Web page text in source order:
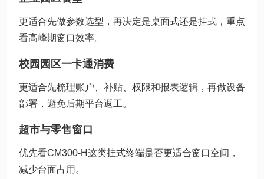
更适合先做参数选型，再决定是桌面式还是挂式，重点
看高峰期窗口效率。
校园园区一卡通消费
更适合先梳理账户、补贴、权限和报表逻辑，再做设备
部署，避免后期平台返工。
超市与零售窗口
优先看CM300-H这类挂式终端是否更适合窗口空间，
减少台面占用。